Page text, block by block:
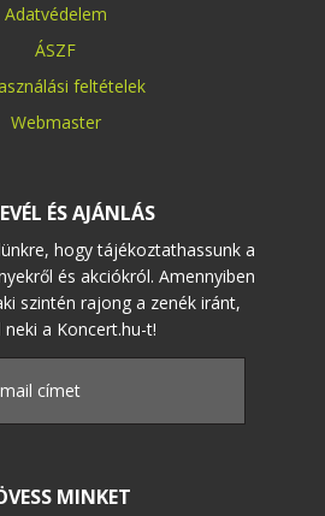
Adatvédelem
ÁSZF
feltételek
Webmaster
ÉS AJÁNLÁS
hogy tájékoztathassunk a
és akciókról. Amennyiben
szintén rajong a zenék iránt,
neki a Koncert.hu-t!
MINKET